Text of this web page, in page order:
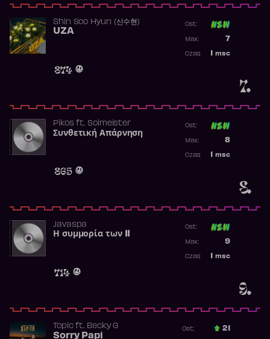
7.
Shin Soo Hyun (신수현)
UZA
874
Ost:
7
Max:
msc
Czas:
8.
Pikosft. Solmeister
Συνθετική Απάρνηση
865
Ost:
8
Max:
msc
Czas:
9.
Javaspa
Η συμμορία των 11
714
Ost:
9
Max:
msc
Czas:
Topicft. Becky G
Sorry Papi
Ost.: 21